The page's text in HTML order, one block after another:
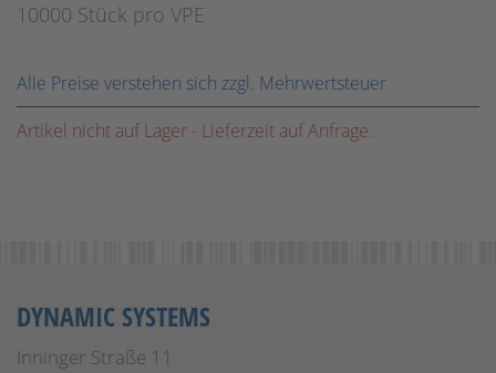
10000 Stück pro VPE
Alle Preise verstehen sich zzgl. Mehrwertsteuer
Artikel nicht auf Lager - Lieferzeit auf Anfrage.
DYNAMIC SYSTEMS
Inninger Straße 11